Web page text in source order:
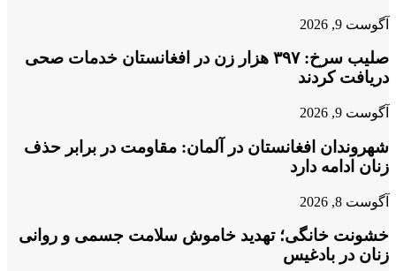
آگوست 9, 2026
صلیب سرخ: ۳۹۷ هزار زن در افغانستان خدمات صحی
دریافت کردند
آگوست 9, 2026
شهروندان افغانستان در آلمان: مقاومت در برابر حذف
زنان ادامه دارد
آگوست 8, 2026
خشونت خانگی؛ تهدید خاموش سلامت جسمی و روانی
زنان در بادغیس